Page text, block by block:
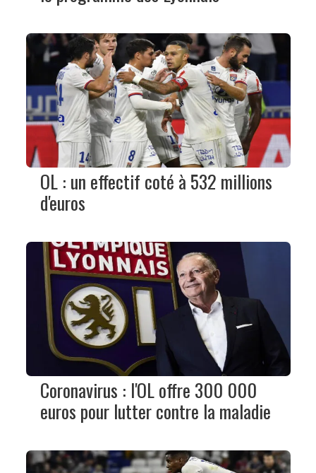
OL : un effectif coté à 532 millions
d'euros
Coronavirus : l'OL offre 300 000
euros pour lutter contre la maladie